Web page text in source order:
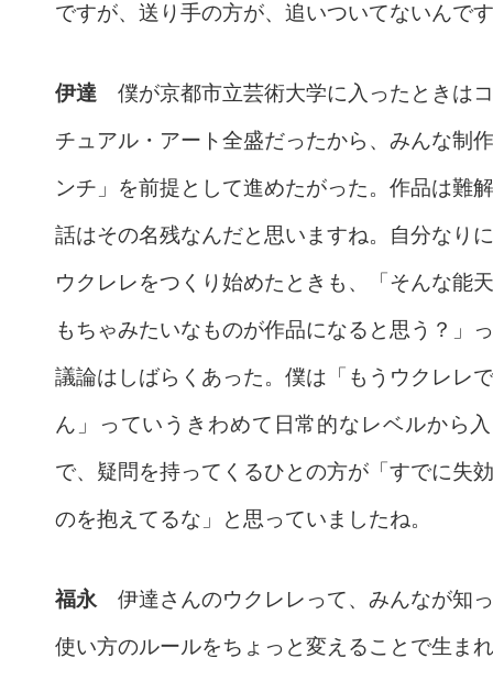
ですが、送り手の方が、追いついてないんで
伊達 僕が京都市立芸術大学に入ったときは
チュアル・アート全盛だったから、みんな制
ンチ」を前提として進めたがった。作品は難
話はその名残なんだと思いますね。自分なり
ウクレレをつくり始めたときも、「そんな能
もちゃみたいなものが作品になると思う？」
議論はしばらくあった。僕は「もうウクレレ
ん」っていうきわめて日常的なレベルから
で、疑問を持ってくるひとの方が「すでに失
のを抱えてるな」と思っていましたね。
福永 伊達さんのウクレレって、みんなが知
使い方のルールをちょっと変えることで生ま